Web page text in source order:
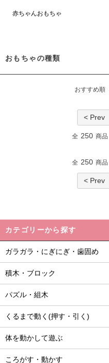
赤ちゃんおもちゃ
おもちゃの種類
おすすめ順
< Prev
全 250 商品
全 250 商品
< Prev
カテゴリーから探す
ガラガラ・にぎにぎ・歯固め
積木・ブロック
パズル・組木
くるまで動く(押す・引く)
体を動かして遊ぶ
ころがす・動かす